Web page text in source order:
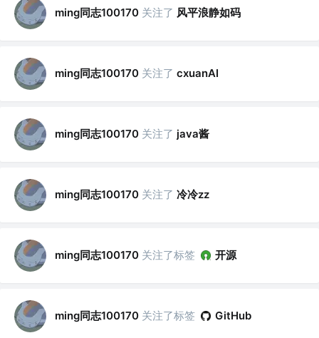
ming同志100170 关注了 风平浪静如码
ming同志100170 关注了 cxuanAI
ming同志100170 关注了 java酱
ming同志100170 关注了 冷冷zz
ming同志100170 关注了标签 开源
ming同志100170 关注了标签 GitHub